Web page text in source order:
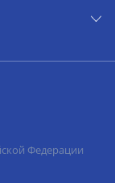
Федерации